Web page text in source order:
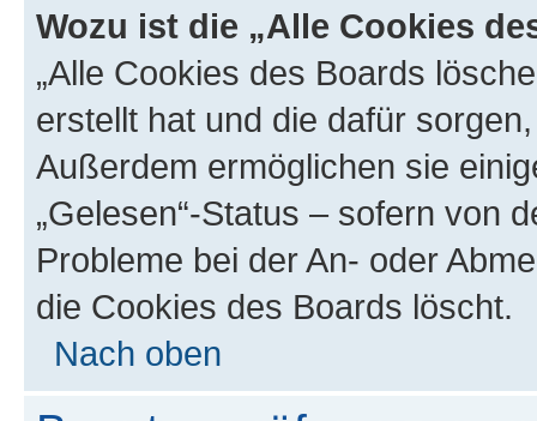
Wozu ist die „Alle Cookies
„Alle Cookies des Boards
erstellt hat und die dafür
Außerdem ermöglichen sie
„Gelesen“-Status – sofern von
Probleme bei der An- oder
die Cookies des Boards löscht.
Nach oben